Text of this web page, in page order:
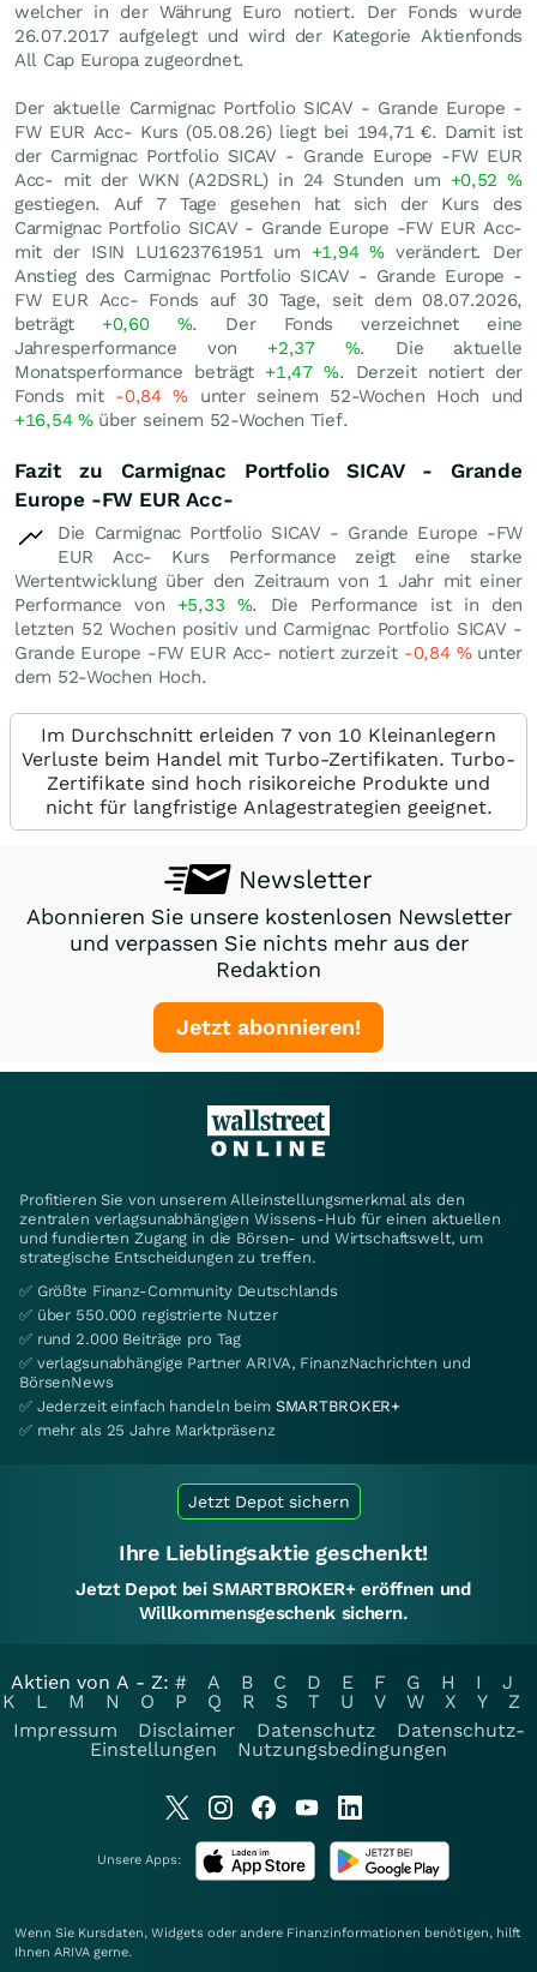
welcher in der Währung Euro notiert. Der Fonds wurde
26.07.2017 aufgelegt und wird der Kategorie Aktienfonds
All Cap Europa zugeordnet.
Der aktuelle Carmignac Portfolio SICAV - Grande Europe -
FW EUR Acc- Kurs (05.08.26) liegt bei 194,71 €. Damit ist
der Carmignac Portfolio SICAV - Grande Europe -FW EUR
Acc- mit der WKN (A2DSRL) in 24 Stunden um +0,52%
gestiegen. Auf 7 Tage gesehen hat sich der Kurs des
Carmignac Portfolio SICAV - Grande Europe -FW EUR Acc-
mit der ISIN LU1623761951 um +1,94%verändert. Der
Anstieg des Carmignac Portfolio SICAV - Grande Europe -
FW EUR Acc- Fonds auf 30 Tage, seit dem 08.07.2026,
beträgt +0,60 %. Der Fonds verzeichnet eine
Jahresperformance von +2,37 %. Die aktuelle
Monatsperformance beträgt +1,47 %. Derzeit notiert der
Fonds mit -0,84% unter seinem 52-Wochen Hoch und
+16,54 %über seinem 52-Wochen Tief.
Fazit zu Carmignac Portfolio SICAV - Grande
Europe -FW EUR Acc-
Die Carmignac Portfolio SICAV - Grande Europe -FW
EUR Acc- Kurs Performance zeigt eine starke
Wertentwicklung über den Zeitraum von 1 Jahr mit einer
Performance von +5,33 %. Die Performance ist in den
letzten 52 Wochen positiv und Carmignac Portfolio SICAV -
Grande Europe -FW EUR Acc- notiert zurzeit -0,84 %unter
dem 52-Wochen Hoch.
Im Durchschnitt erleiden 7 von 10 Kleinanlegern
Verluste beim Handel mit Turbo-Zertifikaten. Turbo-
Zertifikate sind hoch risikoreiche Produkte und
nicht für langfristige Anlagestrategien geeignet.
Newsletter
Abonnieren Sie unsere kostenlosen Newsletter
und verpassen Sie nichts mehr aus der
Redaktion
Jetzt abonnieren!
Profitieren Sie von unserem Alleinstellungsmerkmal als den
zentralen verlagsunabhängigen Wissens-Hub für einen aktuellen
und fundierten Zugang in die Börsen- und Wirtschaftswelt, um
strategische Entscheidungen zu treffen.
✅ Größte Finanz-Community Deutschlands
✅ über 550.000 registrierte Nutzer
✅ rund 2.000 Beiträge pro Tag
✅ verlagsunabhängige Partner ARIVA, FinanzNachrichten und
BörsenNews
✅ Jederzeit einfach handeln beim SMARTBROKER+
✅ mehr als 25 Jahre Marktpräsenz
Jetzt Depot sichern
Ihre Lieblingsaktie geschenkt!
Jetzt Depot bei SMARTBROKER+ eröffnen und
Willkommensgeschenk sichern.
Aktien von A - Z: # A B C D E F G H I
J
K
L M N O P Q R S T U V W X Y
Z
Impressum
Disclaimer Datenschutz
Datenschutz-
Einstellungen
Nutzungsbedingungen
Unsere Apps:
Wenn Sie Kursdaten, Widgets oder andere Finanzinformationen benötigen, hilft
Ihnen ARIVA gerne.